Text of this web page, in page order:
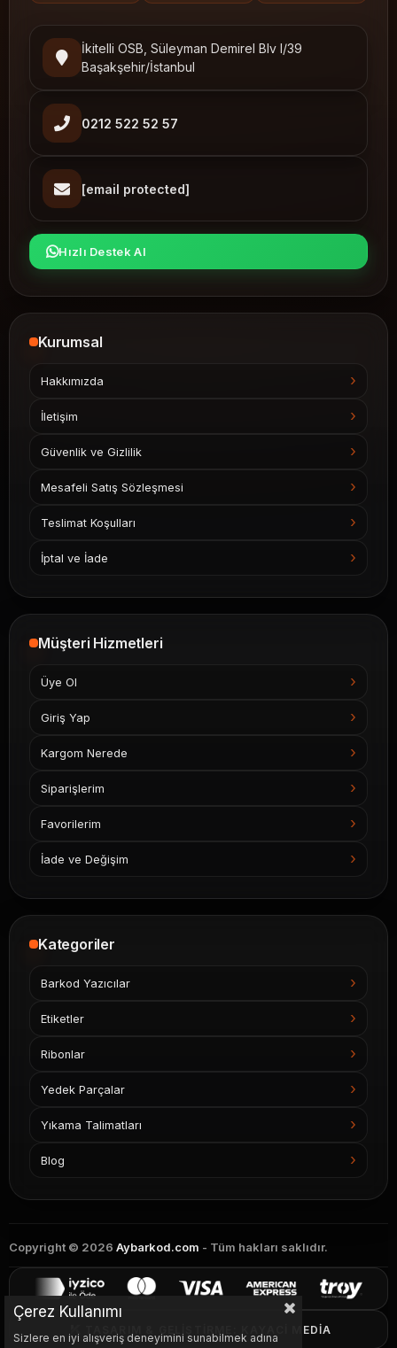
İkitelli OSB, Süleyman Demirel Blv I/39
Başakşehir/İstanbul
0212 522 52 57
[email protected]
Hızlı Destek Al
Kurumsal
Hakkımızda
İletişim
Güvenlik ve Gizlilik
Mesafeli Satış Sözleşmesi
Teslimat Koşulları
İptal ve İade
Müşteri Hizmetleri
Üye Ol
Giriş Yap
Kargom Nerede
Siparişlerim
Favorilerim
İade ve Değişim
Kategoriler
Barkod Yazıcılar
Etiketler
Ribonlar
Yedek Parçalar
Yıkama Talimatları
Blog
Copyright © 2026 Aybarkod.com - Tüm hakları saklıdır.
TASARIM & GELIŞTIRME: KAYACI MEDIA
Çerez Kullanımı
Sizlere en iyi alışveriş deneyimini sunabilmek adına